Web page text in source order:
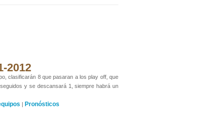
2012
clasificarán 8 que pasaran a los play off, que
y se descansará 1, siempre habrá un
| Pronósticos